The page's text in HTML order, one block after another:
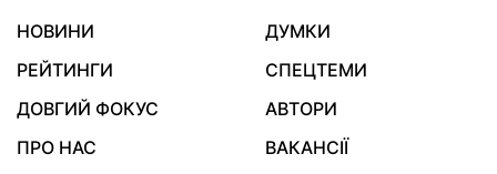
НОВИНИ
ДУМКИ
РЕЙТИНГИ
СПЕЦТЕМИ
ДОВГИЙ ФОКУС
АВТОРИ
ПРО НАС
ВАКАНСІЇ